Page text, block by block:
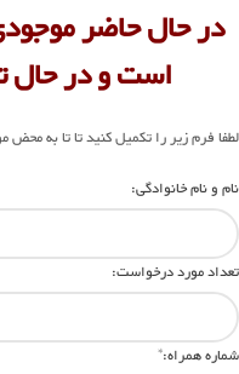
در حال حاضر
است و در حال
لطفا فرم زیر را تکمیل کنید تا تا به
نام و نام خانوادگی:
تعداد مورد درخواست:
شماره همراه:*